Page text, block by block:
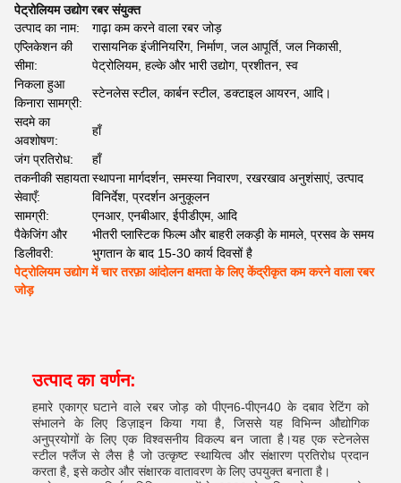
पेट्रोलियम उद्योग रबर संयुक्त
उत्पाद का नाम:
गाढ़ा कम करने वाला रबर जोड़
एप्लिकेशन की
सीमा:
रासायनिक इंजीनियरिंग, निर्माण, जल आपूर्ति, जल निकासी,
पेट्रोलियम, हल्के और भारी उद्योग, प्रशीतन, स्व
निकला हुआ
किनारा सामग्री:
स्टेनलेस स्टील, कार्बन स्टील, डक्टाइल आयरन, आदि।
सदमे का
अवशोषण:
हाँ
जंग प्रतिरोध:
हाँ
तकनीकी सहायता
सेवाएँ:
स्थापना मार्गदर्शन, समस्या निवारण, रखरखाव अनुशंसाएं, उत्पाद
विनिर्देश, प्रदर्शन अनुकूलन
सामग्री:
एनआर, एनबीआर, ईपीडीएम, आदि
पैकेजिंग और
डिलीवरी:
भीतरी प्लास्टिक फिल्म और बाहरी लकड़ी के मामले, प्रसव के समय
भुगतान के बाद 15-30 कार्य दिवसों है
पेट्रोलियम उद्योग में चार तरफ़ा आंदोलन क्षमता के लिए केंद्रीकृत कम करने वाला रबर
जोड़
उत्पाद का वर्णन:
हमारे एकाग्र घटाने वाले रबर जोड़ को पीएन6-पीएन40 के दबाव रेटिंग को
संभालने के लिए डिज़ाइन किया गया है, जिससे यह विभिन्न औद्योगिक
अनुप्रयोगों के लिए एक विश्वसनीय विकल्प बन जाता है।यह एक स्टेनलेस
स्टील फ्लैंज से लैस है जो उत्कृष्ट स्थायित्व और संक्षारण प्रतिरोध प्रदान
करता है, इसे कठोर और संक्षारक वातावरण के लिए उपयुक्त बनाता है।